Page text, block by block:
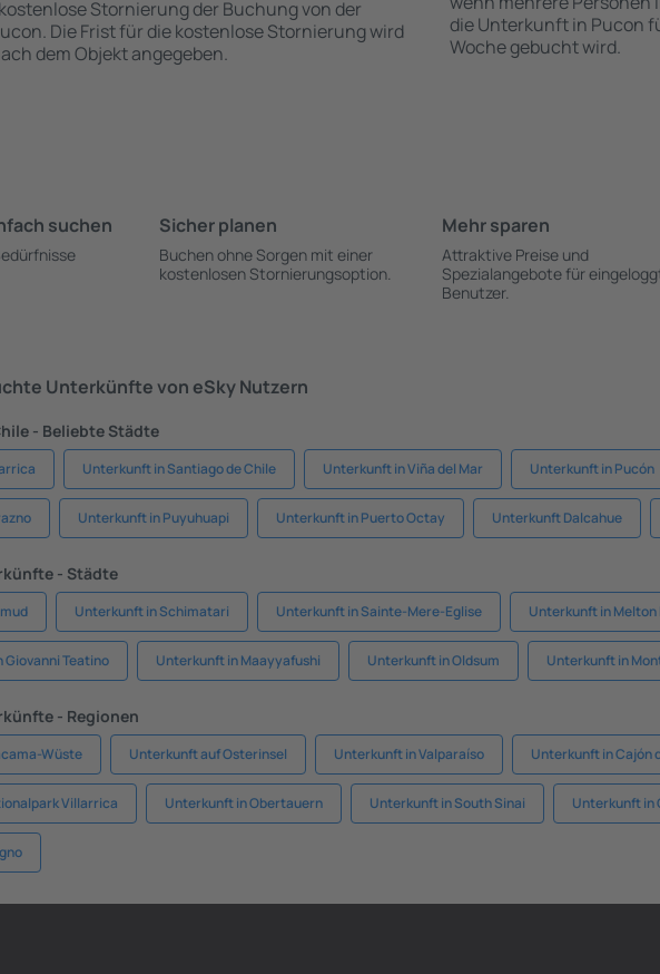
Stornierung der Buchung von der
Die Frist für die kostenlose Stornierung wird
dem Objekt angegeben.
die Unterkunft in Pucon
Woche gebucht wird.
suchen Sicher planen
Buchen ohne Sorgen mit einer
kostenlosen Stornierungsoption.
Mehr sparen
Attraktive Preise und
Spezialangebote für
Benutzer.
Unterkünfte von eSky Nutzern
- Beliebte Städte
Unterkunft in Santiago de Chile Unterkunft in Viña del Mar Unterkunft in Pucón
Unterkunft in Puyuhuapi Unterkunft in Puerto Octay Unterkunft Dalcahue
- Städte
Unterkunft in Schimatari Unterkunft in Sainte-Mere-Eglise Unterkunft in Melton
Giovanni Teatino Unterkunft in Maayyafushi Unterkunft in Oldsum Unterkunft in
- Regionen
Wüste Unterkunft auf Osterinsel Unterkunft in Valparaíso Unterkunft in Cajón
Villarrica Unterkunft in Obertauern Unterkunft in South Sinai Unterkunft in